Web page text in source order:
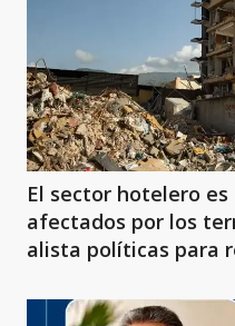
El sector hotelero es
afectados por los
alista políticas para